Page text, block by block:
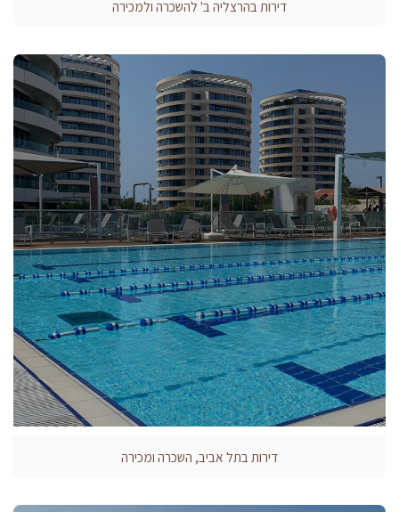
דירות בהרצליה ב' להשכרה ולמכירה
דירות בתל אביב, השכרה ומכירה